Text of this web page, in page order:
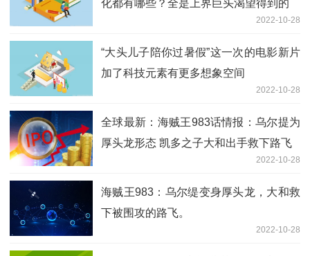
化都有哪些？全是上界巨头渴望得到的
2022-10-28
“大头儿子陪你过暑假”这一次的电影新片
加了科技元素有更多想象空间
2022-10-28
全球最新：海贼王983话情报：乌尔提为
厚头龙形态 凯多之子大和出手救下路飞
2022-10-28
海贼王983：乌尔缇变身厚头龙，大和救
下被围攻的路飞。
2022-10-28